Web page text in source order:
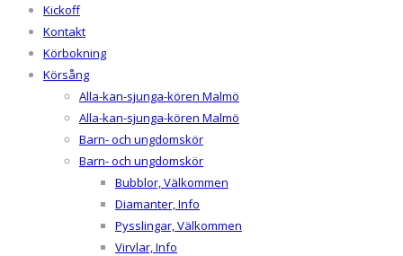
Kickoff
Kontakt
Körbokning
Körsång
Alla-kan-sjunga-kören Malmö
Alla-kan-sjunga-kören Malmö
Barn- och ungdomskör
Barn- och ungdomskör
Bubblor, Välkommen
Diamanter, Info
Pysslingar, Välkommen
Virvlar, Info